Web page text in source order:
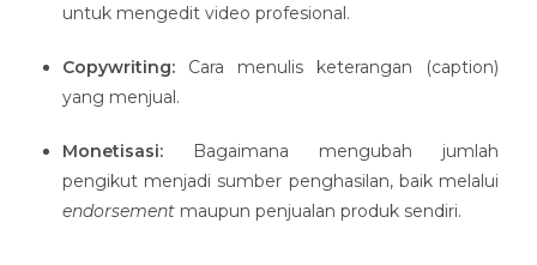
untuk mengedit video profesional.
Copywriting: Cara menulis keterangan (caption)
yang menjual.
Monetisasi: Bagaimana mengubah jumlah
pengikut menjadi sumber penghasilan, baik melalui
endorsement maupun penjualan produk sendiri.